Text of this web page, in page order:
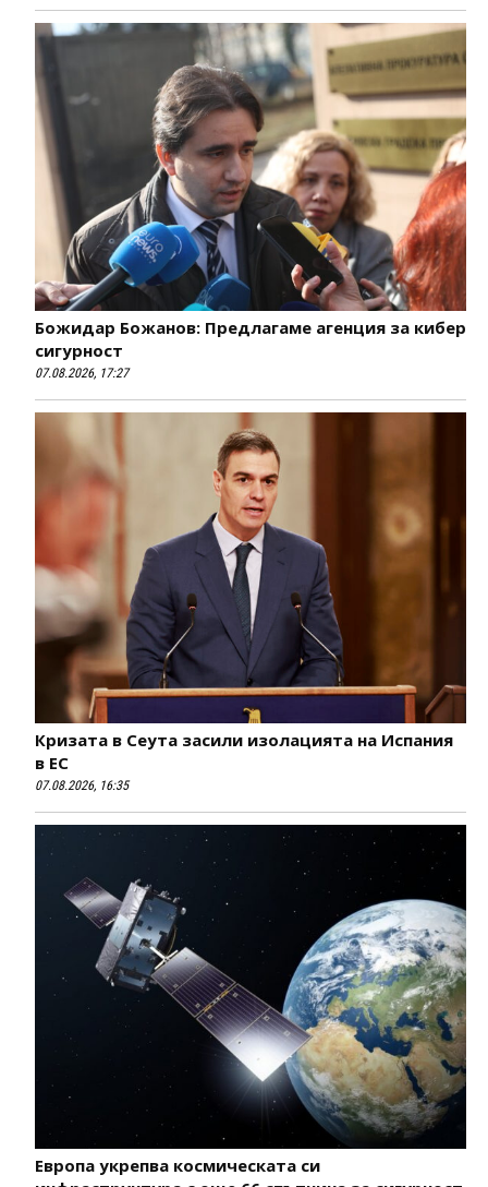
Божидар Божанов: Предлагаме агенция за кибер
сигурност
07.08.2026, 17:27
Кризата в Сеута засили изолацията на Испания
в ЕС
07.08.2026, 16:35
Европа укрепва космическата си